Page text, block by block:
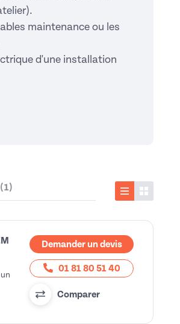
maintenance ou les
d'une installation
Liste
Demander un devis
01 81 80 51 40
Comparer